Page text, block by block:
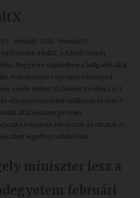
Szolgáltatásaink
Nemzetközi
kapcsolatok
Lelkészség
Sajtó
Sport
Készült: 2026. február 05.
tovább a kultX, a Károli Gáspár
Reggel és napközben a hallgatók által
tudományos vagy éppen könnyed
zenék mellett. Óránként továbbra is 3
előrejelzéssel lehet találkozni és este 7-
által készített premier
folyamán felidézzük az oktatók és
legjobb produkciókat.
miniszter lesz a
februári